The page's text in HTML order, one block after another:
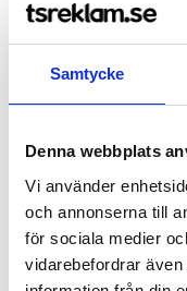
Samtycke
Denna webbplats
Vi använder
och annonserna till
för sociala medier
vidarebefordrar
fr. 113,00 kr exkl moms